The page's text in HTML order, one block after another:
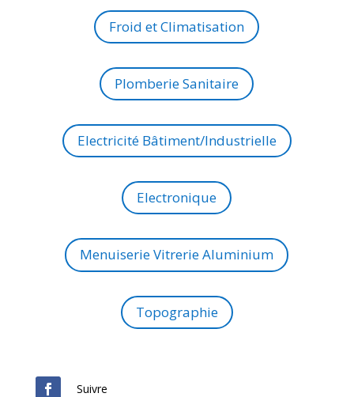
Froid et Climatisation
Plomberie Sanitaire
Electricité Bâtiment/Industrielle
Electronique
Menuiserie Vitrerie Aluminium
Topographie
Suivre